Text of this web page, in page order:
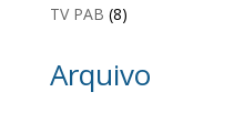
TV PAB (8)
Arquivo